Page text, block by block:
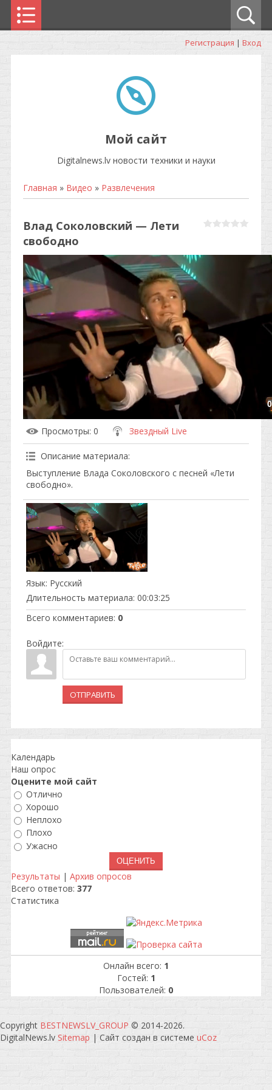
Регистрация | Вход
Мой сайт
Digitalnews.lv новости техники и науки
Главная » Видео » Развлечения
Влад Соколовский — Лети
свободно
Просмотры: 0 Звездный Live
Описание материала:
Выступление Влада Соколовского с песней «Лети
свободно».
Язык: Русский
Длительность материала: 00:03:25
Всего комментариев: 0
Войдите:
ОТПРАВИТЬ
Календарь
Наш опрос
Оцените мой сайт
Отлично
Хорошо
Неплохо
Плохо
Ужасно
Результаты | Архив опросов
Всего ответов: 377
Статистика
Онлайн всего: 1
Гостей: 1
Пользователей: 0
Copyright BESTNEWSLV_GROUP © 2014-2026.
DigitalNews.lv Sitemap | Сайт создан в системе uCoz